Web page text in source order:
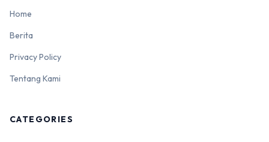
Home
Berita
Privacy Policy
Tentang Kami
CATEGORIES